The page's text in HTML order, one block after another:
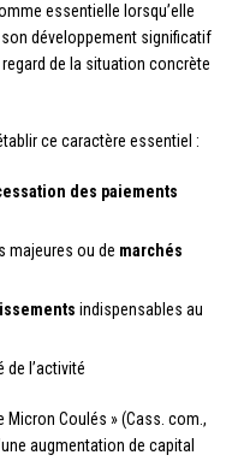
essentielle lorsqu’elle
développement significatif
de la situation concrète
ce caractère essentiel :
des paiements
majeures ou de marchés
indispensables au
de l’activité
Micron Coulés » (Cass. com.,
augmentation de capital